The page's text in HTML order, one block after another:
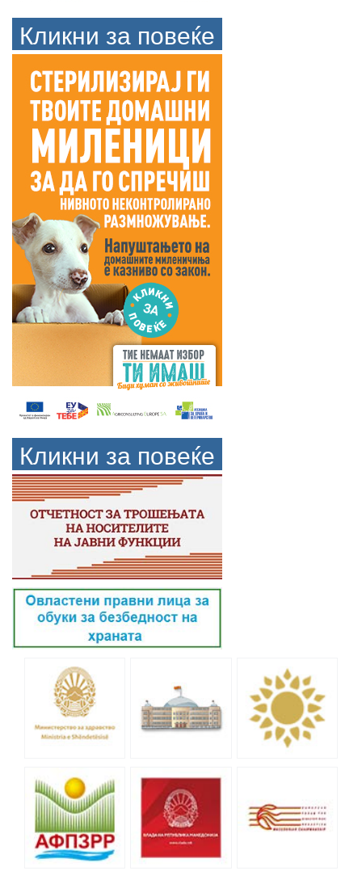
Кликни за повеќе
Кликни за повеќе